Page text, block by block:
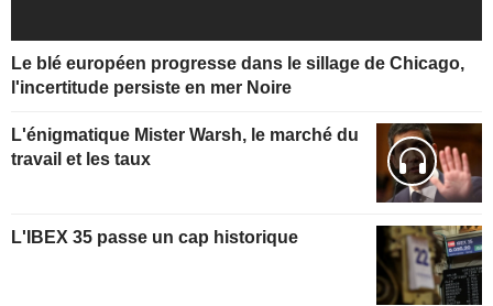
Le blé européen progresse dans le sillage de Chicago,
l'incertitude persiste en mer Noire
L'énigmatique Mister Warsh, le marché du
travail et les taux
L'IBEX 35 passe un cap historique